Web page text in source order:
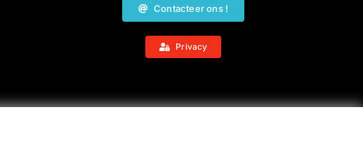
Contacteer ons !
Privacy